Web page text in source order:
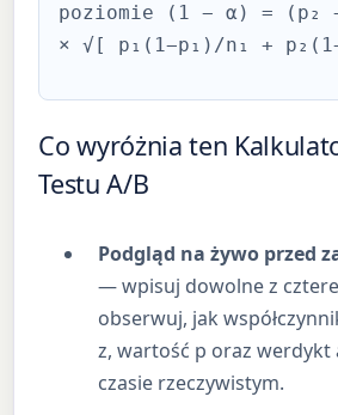
poziomie (1 − α) = (p₂
× √[ p₁(1−p₁)/n₁ +
Co wyróżnia ten
Testu A/B
Podgląd na żywo przed
— wpisuj dowolne z
obserwuj, jak
z, wartość p oraz werdykt
czasie rzeczywistym.